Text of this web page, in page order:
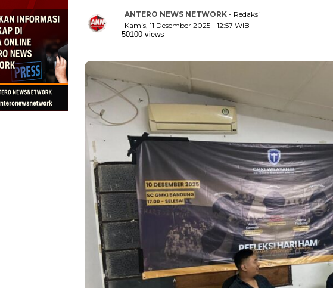
ANTERO NEWS NETWORK - Redaksi
Kamis, 11 Desember 2025 - 12:57 WIB
50100 views